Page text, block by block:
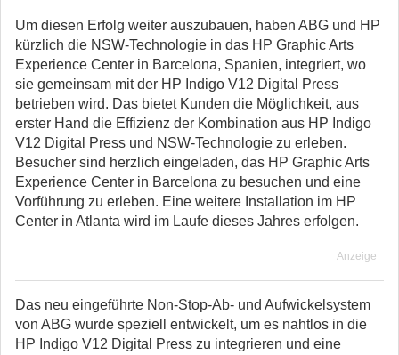
Um diesen Erfolg weiter auszubauen, haben ABG und HP
kürzlich die NSW-Technologie in das HP Graphic Arts
Experience Center in Barcelona, Spanien, integriert, wo
sie gemeinsam mit der HP Indigo V12 Digital Press
betrieben wird. Das bietet Kunden die Möglichkeit, aus
erster Hand die Effizienz der Kombination aus HP Indigo
V12 Digital Press und NSW-Technologie zu erleben.
Besucher sind herzlich eingeladen, das HP Graphic Arts
Experience Center in Barcelona zu besuchen und eine
Vorführung zu erleben. Eine weitere Installation im HP
Center in Atlanta wird im Laufe dieses Jahres erfolgen.
Anzeige
Das neu eingeführte Non-Stop-Ab- und Aufwickelsystem
von ABG wurde speziell entwickelt, um es nahtlos in die
HP Indigo V12 Digital Press zu integrieren und eine